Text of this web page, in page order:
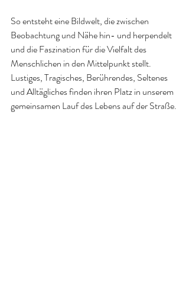
So entsteht eine Bildwelt, die zwischen
Beobachtung und Nähe hin- und herpendelt
und die Faszination für die Vielfalt des
Menschlichen in den Mittelpunkt stellt.
Lustiges, Tragisches, Berührendes, Seltenes
und Alltägliches finden ihren Platz in unserem
gemeinsamen Lauf des Lebens auf der Straße.